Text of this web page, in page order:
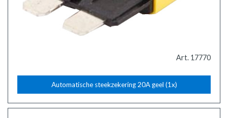
Art. 17770
Automatische steekzekering 20A geel (1x)